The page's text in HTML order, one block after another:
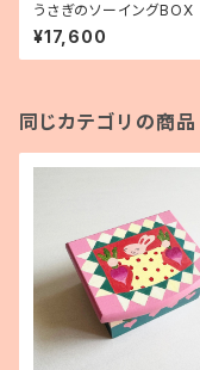
うさぎのソーイングBOX
¥17,600
同じカテゴリの商品